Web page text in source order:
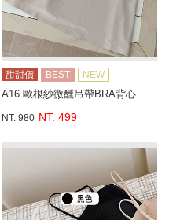
甜甜價 BEST NEW
A16.歐根紗微醺吊帶BRA背心
NT. 980 NT. 499